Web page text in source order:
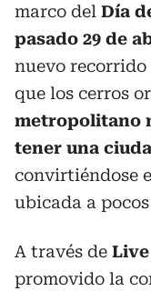
marco del Día
pasado 29 de
nuevo recorrido
que los cerros
metropolitano
tener una
convirtiéndose
ubicada a
A través de
promovido la